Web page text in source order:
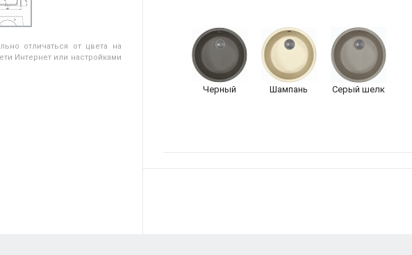
отличаться от цвета на
Интернет или настройками
Черный Шампань Серый шелк